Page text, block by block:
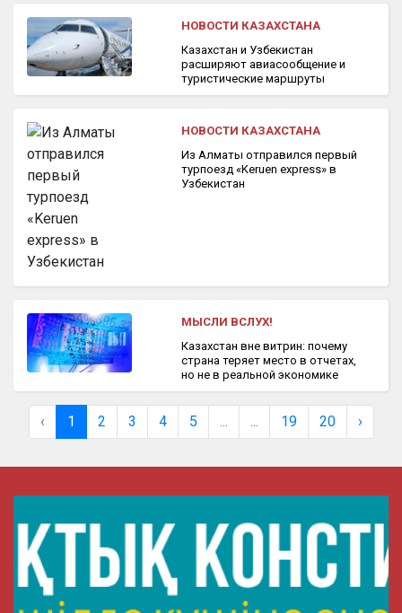
НОВОСТИ КАЗАХСТАНА
Казахстан и Узбекистан
расширяют авиасообщение и
туристические маршруты
НОВОСТИ КАЗАХСТАНА
Из Алматы отправился первый
турпоезд «Keruen express» в
Узбекистан
МЫСЛИ ВСЛУХ!
Казахстан вне витрин: почему
страна теряет место в отчетах,
но не в реальной экономике
‹ 1 2 3 4 5 ... ... 19 20 ›